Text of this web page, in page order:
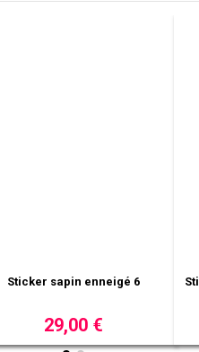
Pack de 8 boules de Noël à motifs
13,00 €